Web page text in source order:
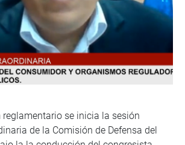
reglamentario se inicia la sesión
de la Comisión de Defensa del